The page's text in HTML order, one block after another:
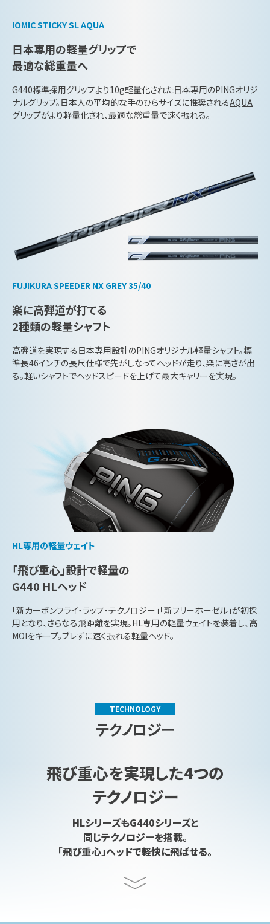
IOMIC STICKY SL AQUA
日本専用の軽量グリップで
最適な総重量へ
G440標準採用グリップより10g軽量化された日本専用のPINGオリジ
ナルグリップ。日本人の平均的な手のひらサイズに推奨されるAQUA
グリップがより軽量化され、最適な総重量で速く振れる。
FUJIKURA SPEEDER NX GREY 35/40
楽に高弾道が打てる
2種類の軽量シャフト
高弾道を実現する日本専用設計のPINGオリジナル軽量シャフト。標
準長46インチの長尺仕様で先がしなってヘッドが走り、楽に高さが出
る。軽いシャフトでヘッドスピードを上げて最大キャリーを実現。
HL専用の軽量ウェイト
「飛び重心」設計で軽量の
G440 HLヘッド
「新カーボンフライ・ラップ・テクノロジー」「新フリーホーゼル」が初採
用となり、さらなる飛距離を実現。HL専用の軽量ウェイトを装着し、高
MOIをキープ。ブレずに速く振れる軽量ヘッド。
TECHNOLOGY
テクノロジー
飛び重心を実現した4つの
テクノロジー
HLシリーズもG440シリーズと
同じテクノロジーを搭載。
「飛び重心」ヘッドで軽快に飛ばせる。